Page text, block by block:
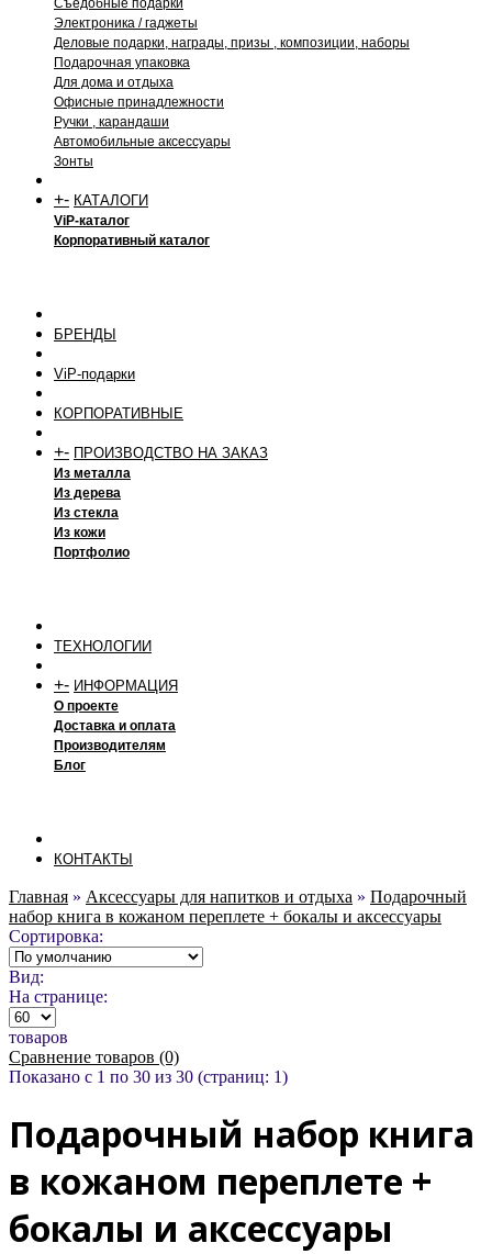
Съедобные подарки
Электроника / гаджеты
Деловые подарки, награды, призы , композиции, наборы
Подарочная упаковка
Для дома и отдыха
Офисные принадлежности
Ручки , карандаши
Автомобильные аксессуары
Зонты
+- КАТАЛОГИ
ViP-каталог
Корпоративный каталог
БРЕНДЫ
ViP-подарки
КОРПОРАТИВНЫЕ
+- ПРОИЗВОДСТВО НА ЗАКАЗ
Из металла
Из дерева
Из стекла
Из кожи
Портфолио
ТЕХНОЛОГИИ
+- ИНФОРМАЦИЯ
О проекте
Доставка и оплата
Производителям
Блог
КОНТАКТЫ
Главная » Аксессуары для напитков и отдыха » Подарочный
набор книга в кожаном переплете + бокалы и аксессуары
Сортировка:
Вид:
На странице:
товаров
Сравнение товаров (0)
Показано с 1 по 30 из 30 (страниц: 1)
Подарочный набор книга
в кожаном переплете +
бокалы и аксессуары